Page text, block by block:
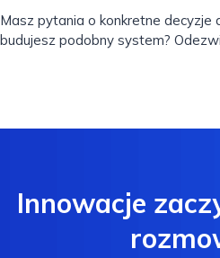
Masz pytania o konkretne decyzje
budujesz podobny system?
Innowacje